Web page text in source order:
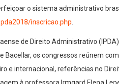
o sistema administrativo
inscricao.php.
de Direito Administrativo
Bacellar, os congressos reúnem
e internacional, referências no